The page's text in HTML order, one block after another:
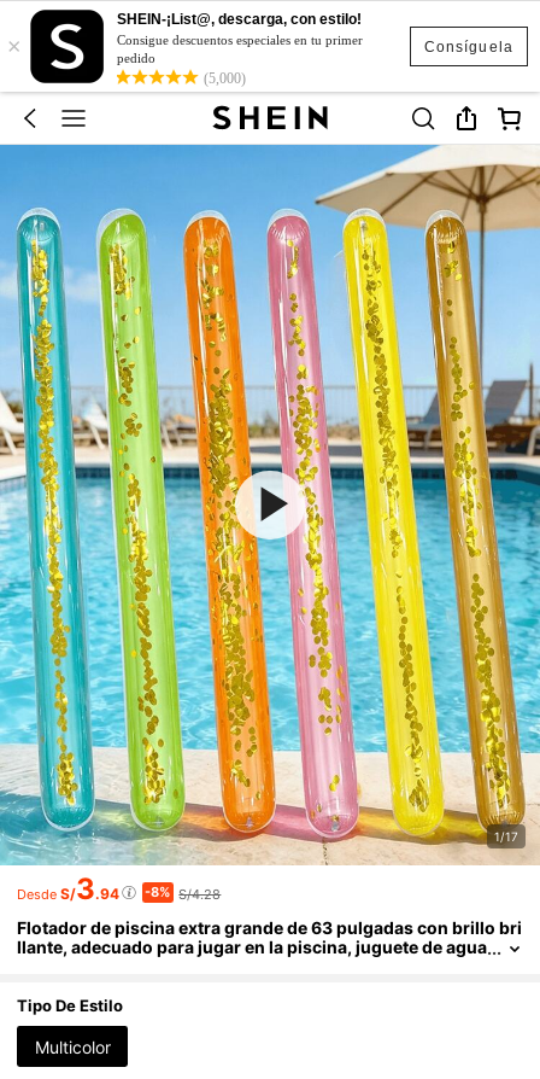
Consíguela
×
SHEIN-¡List@, descarga, con estilo!
Consigue descuentos especiales en tu primer
pedido
(5,000)
1/17
Desde S/3.94 -8% S/4.28
Flotador de piscina extra grande de 63 pulgadas con brillo bri
llante, adecuado para jugar en la piscina, juguete de agua
lagos y piscinas del patio trasero
Tipo De Estilo
Multicolor